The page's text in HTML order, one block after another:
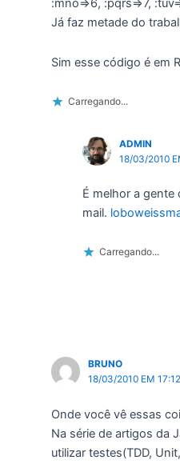
:mno=>6, :pqrs=>7,
Já faz metade do
Sim esse código é em
Carregando...
ADMIN
18/03/2010
É melhor a
mail.
Carregando...
BRUNO
18/03/2010 EM 17:12
Onde você vê essas
Na série de artigos da
utilizar testes(TDD,